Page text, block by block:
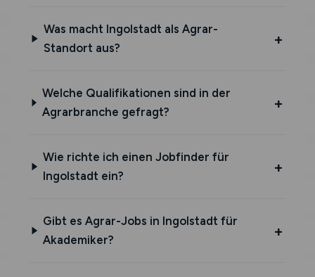
Was macht Ingolstadt als Agrar-
Standort aus?
Welche Qualifikationen sind in der
Agrarbranche gefragt?
Wie richte ich einen Jobfinder für
Ingolstadt ein?
Gibt es Agrar-Jobs in Ingolstadt für
Akademiker?